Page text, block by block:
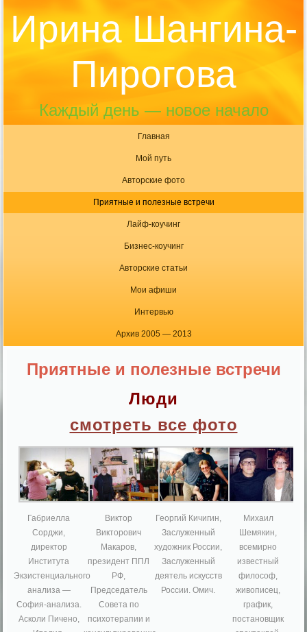
Ирина Шангина-
Пирогова
Каждый день — новое начало
Главная
Мой путь
Авторские фото
Приятные и полезные встречи
Лайф-коучинг
Бизнес-коучинг
Авторские статьи
Мои афиши
Интервью
Архив 2005 — 2013
Приятные и полезные встречи
Люди
смотреть все фото
Габриелла
Сорджи,
директор
Института
Экзистенциального
анализа —
София-анализа.
Асколи Пичено,
Виктор
Викторович
Макаров,
президент ППЛ
РФ,
Председатель
Совета по
психотерапии и
Георгий Кичигин,
Заслуженный
художник России,
Заслуженный
деятель искусств
России. Омич.
Михаил
Шемякин,
всемирно
известный
философ,
живописец,
график,
постановщик